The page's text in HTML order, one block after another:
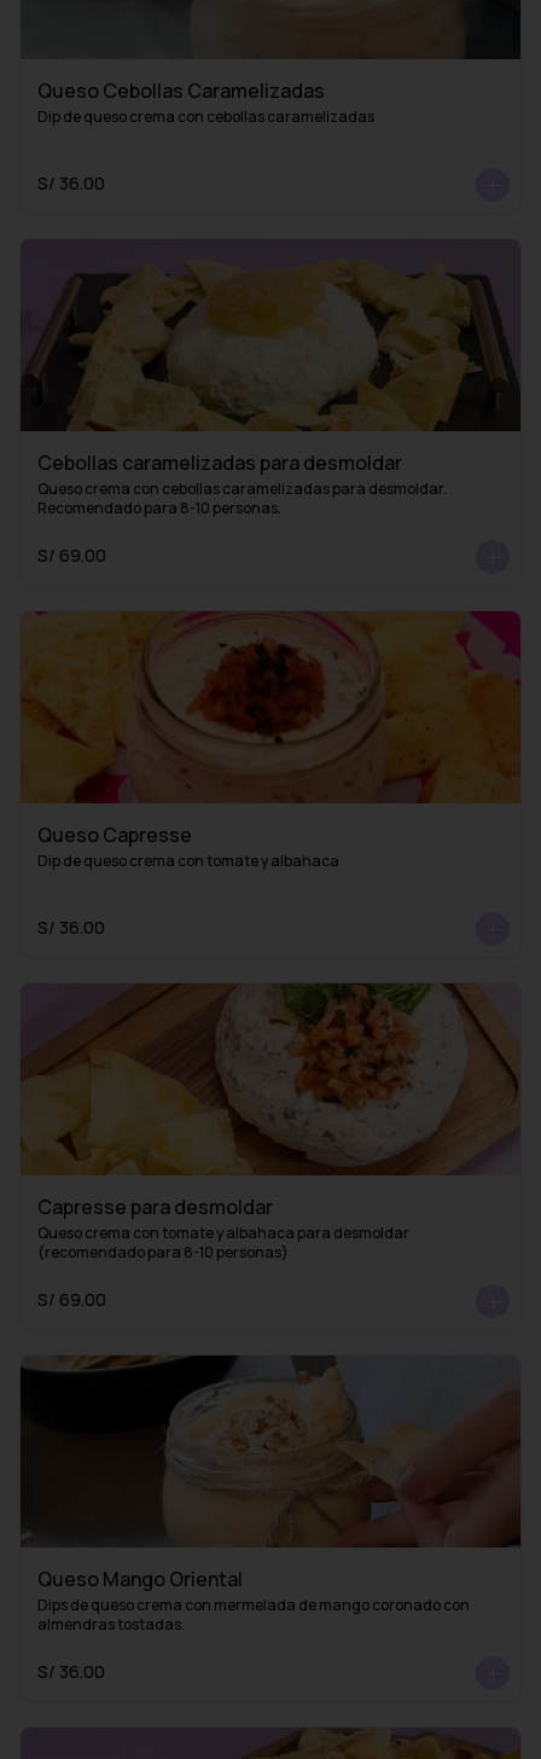
Queso Cebollas Caramelizadas
Dip de queso crema con cebollas caramelizadas
S/ 36.00
Cebollas caramelizadas para desmoldar
Queso crema con cebollas caramelizadas para desmoldar.
Recomendado para 8-10 personas.
S/ 69.00
Queso Capresse
Dip de queso crema con tomate y albahaca
S/ 36.00
Capresse para desmoldar
Queso crema con tomate y albahaca para desmoldar
(recomendado para 8-10 personas)
S/ 69.00
Queso Mango Oriental
Dips de queso crema con mermelada de mango coronado con
almendras tostadas.
S/ 36.00